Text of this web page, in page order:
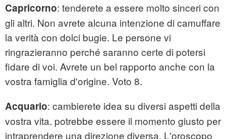
Capricorno: tenderete a essere molto sinceri con
gli altri. Non avrete alcuna intenzione di camuffare
la verità con dolci bugie. Le persone vi
ringrazieranno perché saranno certe di potersi
fidare di voi. Avrete un bel rapporto anche con la
vostra famiglia d'origine. Voto 8.
Acquario: cambierete idea su diversi aspetti della
vostra vita. potrebbe essere il momento giusto per
intraprendere una direzione diversa. L'oroscopo